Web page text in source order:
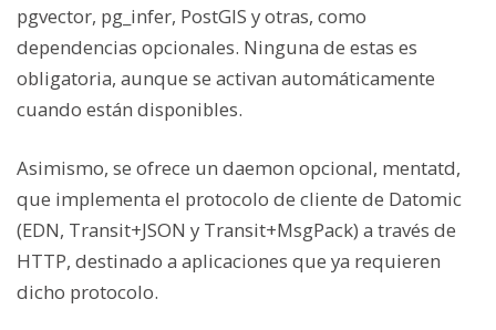
pgvector, pg_infer, PostGIS y otras, como
dependencias opcionales. Ninguna de estas es
obligatoria, aunque se activan automáticamente
cuando están disponibles.
Asimismo, se ofrece un daemon opcional, mentatd,
que implementa el protocolo de cliente de Datomic
(EDN, Transit+JSON y Transit+MsgPack) a través de
HTTP, destinado a aplicaciones que ya requieren
dicho protocolo.